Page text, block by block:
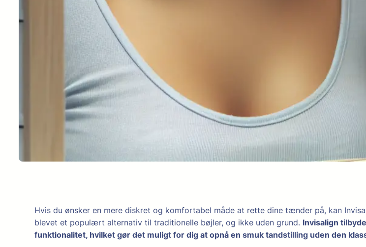
Hvis du ønsker en mere diskret og komfortabel måde at rette dine tænder på, kan
blevet et populært alternativ til traditionelle bøjler, og ikke uden grund. Invisalign
funktionalitet, hvilket gør det muligt for dig at opnå en smuk tandstilling uden den